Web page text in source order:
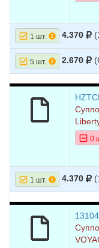
1 шт. 4.370
5 шт. 2.670
0
1 шт. 4.370